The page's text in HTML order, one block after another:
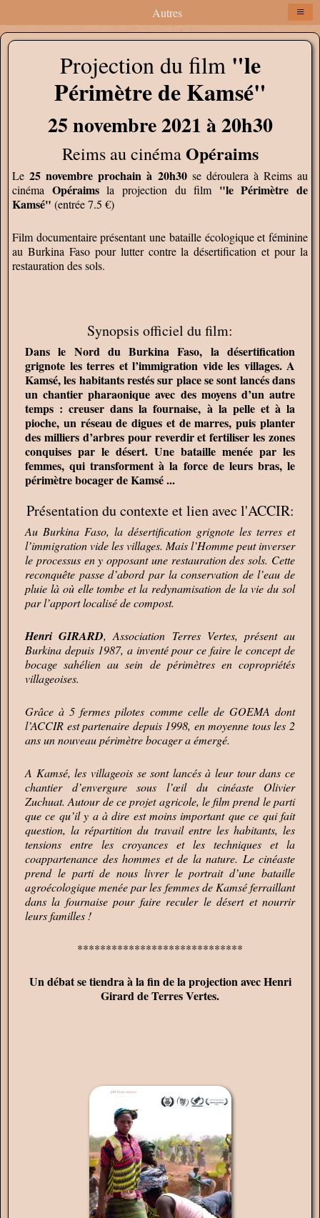
Projection du film "le
Périmètre de Kamsé"
25 novembre 2021 à 20h30
Reims au cinémaOpéraims
Le25 novembre prochain à 20h30se déroulera à Reims au
cinéma Opéraimsla projection du film "le Périmètre de
Kamsé" (entrée 7.5 €)
Film documentaire présentant une bataille écologique et féminine
au Burkina Faso pour lutter contre la désertification et pour la
restauration des sols.
Synopsis officiel du film:
Dans le Nord du Burkina Faso, la désertification
grignote les terres et l’immigration vide les villages. A
Kamsé, les habitants restés sur place se sont lancés dans
un chantier pharaonique avec des moyens d’un autre
temps : creuser dans la fournaise, à la pelle et à la
pioche, un réseau de digues et de marres, puis planter
des milliers d’arbres pour reverdir et fertiliser les zones
conquises par le désert. Une bataille menée par les
femmes, qui transforment à la force de leurs bras, le
périmètre bocager de Kamsé ...
Présentation du contexte et lien avec l'ACCIR:
Au Burkina Faso, la désertification grignote les terres et
l’immigration vide les villages. Mais l’Homme peut inverser
le processus en y opposant une restauration des sols. Cette
reconquête passe d’abord par la conservation de l’eau de
pluie là où elle tombe et la redynamisation de la vie du sol
par l’apport localisé de compost.
Henri GIRARD, Association Terres Vertes, présent au
Burkina depuis 1987, a inventé pour ce faire le concept de
bocage sahélien au sein de périmètres en copropriétés
villageoises.
Grâce à 5 fermes pilotes comme celle de GOEMA dont
l’ACCIR est partenaire depuis 1998, en moyenne tous les 2
ans un nouveau périmètre bocager a émergé.
A Kamsé, les villageois se sont lancés à leur tour dans ce
chantier d’envergure sous l’œil du cinéaste Olivier
Zuchuat. Autour de ce projet agricole, le film prend le parti
que ce qu’il y a à dire est moins important que ce qui fait
question, la répartition du travail entre les habitants, les
tensions entre les croyances et les techniques et la
coappartenance des hommes et de la nature. Le cinéaste
prend le parti de nous livrer le portrait d’une bataille
agroécologique menée par les femmes de Kamsé ferraillant
dans la fournaise pour faire reculer le désert et nourrir
leurs familles !
*****************************
Un débat se tiendra à la fin de la projection avec Henri
Girard de Terres Vertes.
Autres ≡